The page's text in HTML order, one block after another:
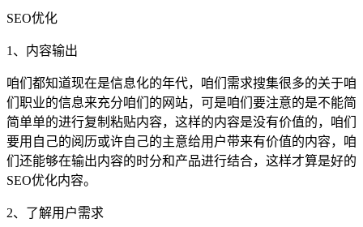
SEO优化
1、内容输出
咱们都知道现在是信息化的年代，咱们需求搜集很多的关于咱
们职业的信息来充分咱们的网站，可是咱们要注意的是不能简
简单单的进行复制粘贴内容，这样的内容是没有价值的，咱们
要用自己的阅历或许自己的主意给用户带来有价值的内容，咱
们还能够在输出内容的时分和产品进行结合，这样才算是好的
SEO优化内容。
2、了解用户需求